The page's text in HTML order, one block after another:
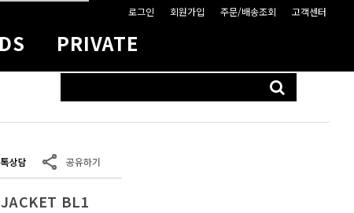
로그인 회원가입 주문/배송조회 고객센터
PRIVATE
BL1